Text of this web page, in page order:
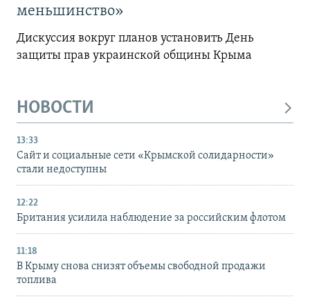
меньшинство»
Дискуссия вокруг планов установить День
защиты прав украинской общины Крыма
НОВОСТИ
13:33
Сайт и социальные сети «Крымской солидарности»
стали недоступны
12:22
Британия усилила наблюдение за российским флотом
11:18
В Крыму снова снизят объемы свободной продажи
топлива